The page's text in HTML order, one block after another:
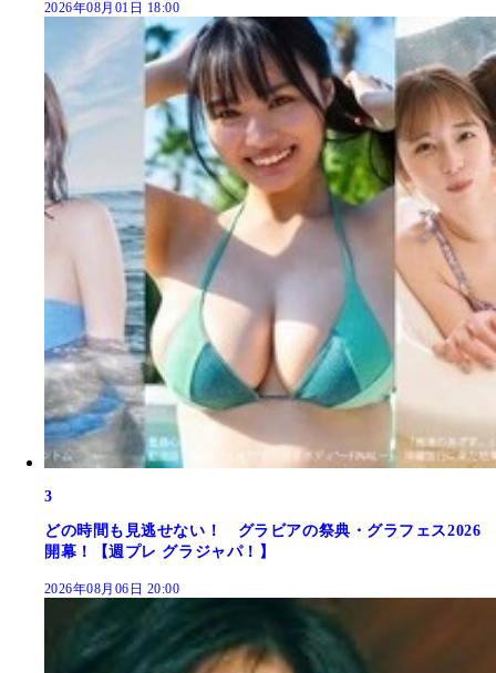
2026年08月01日 18:00
3
どの時間も見逃せない！ グラビアの祭典・グラフェス2026
開幕！【週プレ グラジャパ！】
2026年08月06日 20:00